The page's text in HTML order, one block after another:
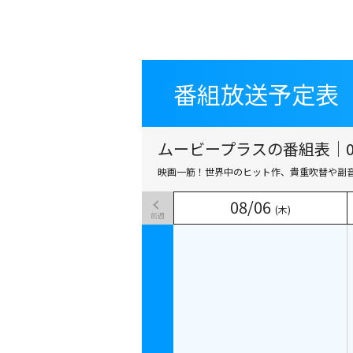
番組放送予定表
番組放送予定表
ムービープラスの番組表
映画一筋！世界中のヒット作、貴重吹替や
08/06 (木)
前週 08/06 (木)